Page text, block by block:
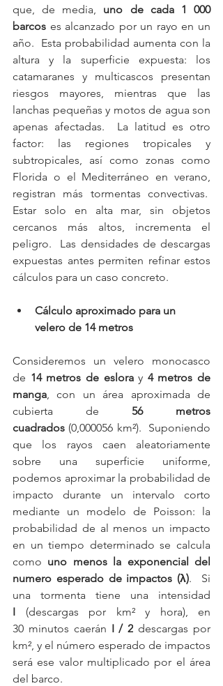
que, de media, uno de cada 1 000
barcos es alcanzado por un rayo en un
año.  Esta probabilidad aumenta con la
altura y la superficie expuesta: los
catamaranes y multicascos presentan
riesgos mayores, mientras que las
lanchas pequeñas y motos de agua son
apenas afectadas.  La latitud es otro
factor: las regiones tropicales y
subtropicales, así como zonas como
Florida o el Mediterráneo en verano,
registran más tormentas convectivas.
Estar solo en alta mar, sin objetos
cercanos más altos, incrementa el
peligro.  Las densidades de descargas
expuestas antes permiten refinar estos
cálculos para un caso concreto.
Cálculo aproximado para un
velero de 14 metros
Consideremos un velero monocasco
de 14 metros de eslora y 4 metros de
manga, con un área aproximada de
cubierta de 56 metros
cuadrados (0,000056 km²).  Suponiendo
que los rayos caen aleatoriamente
sobre una superficie uniforme,
podemos aproximar la probabilidad de
impacto durante un intervalo corto
mediante un modelo de Poisson: la
probabilidad de al menos un impacto
en un tiempo determinado se calcula
como uno menos la exponencial del
numero esperado de impactos (λ).  Si
I (descargas por km² y hora), en
30 minutos caerán I / 2 descargas por
km², y el número esperado de impactos
será ese valor multiplicado por el área
del barco.